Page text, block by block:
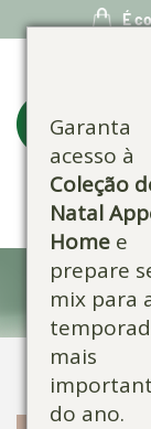
Garanta
acesso à
Coleção
Natal
Home e
prepare
mix para
mais
do ano.
É